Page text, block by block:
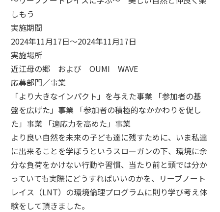
しもう
実施期間
2024年11月17日〜2024年11月17日
実施場所
近江母の郷 および OUMI WAVE
応募部門／事業
「より大きなインパクト」を与えた事業 「参加者の基
盤を広げた」事業 「参加者の積極的なかかわりを促し
た」事業 「適応力を高めた」事業
より良い自然を未来の子ども達に残すために、いま私達
に出来ることを学ぼうというスローガンの下、環境に余
分な負荷をかけない行動や習慣、当たり前と頭では分か
っていても実際にどうすればいいのかを、リーブノート
レイス（LNT）の環境倫理プログラムに則り学び考え体
験をして頂きました。